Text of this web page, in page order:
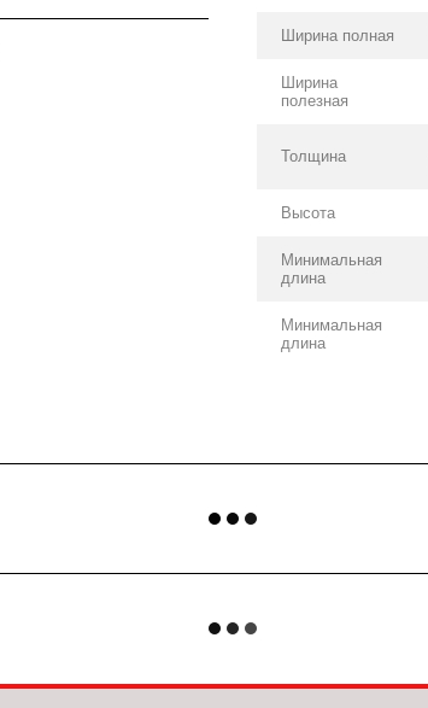
Ширина полная
Ширина
полезная
Толщина
Высота
Минимальная
длина
Минимальная
длина